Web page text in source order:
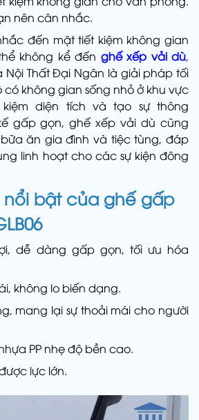
nên cân nhắc.
đến mặt tiết kiệm không gian
không kể đến ghế xếp vải dù,
Thất Đại Ngân là giải pháp tối
không gian sống nhỏ ở khu vực
kiệm diện tích và tạo sự thông
gấp gọn, ghế xếp vải dù cũng
ăn gia đình và tiệc tùng, đáp
linh hoạt cho các sự kiện đông
bật của ghế gấp
dễ dàng gấp gọn, tối ưu hóa
không lo biến dạng.
mang lại sự thoải mái cho người
PP nhẹ độ bền cao.
lực lớn.